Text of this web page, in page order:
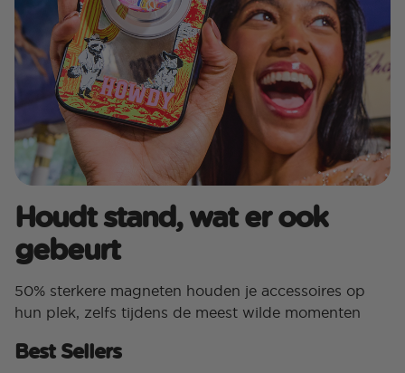
Houdt stand, wat er ook
gebeurt
50% sterkere magneten houden je accessoires op
hun plek, zelfs tijdens de meest wilde momenten
Best Sellers